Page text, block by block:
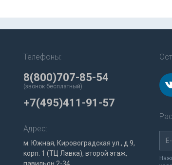
Телефоны:
8(800)707-85-54
(звонок бесплатный)
+7(495)411-91-57
Адрес:
м. Южная, Кировоградская ул., д 9,
корп. 1 (ТЦ Лавка), второй этаж,